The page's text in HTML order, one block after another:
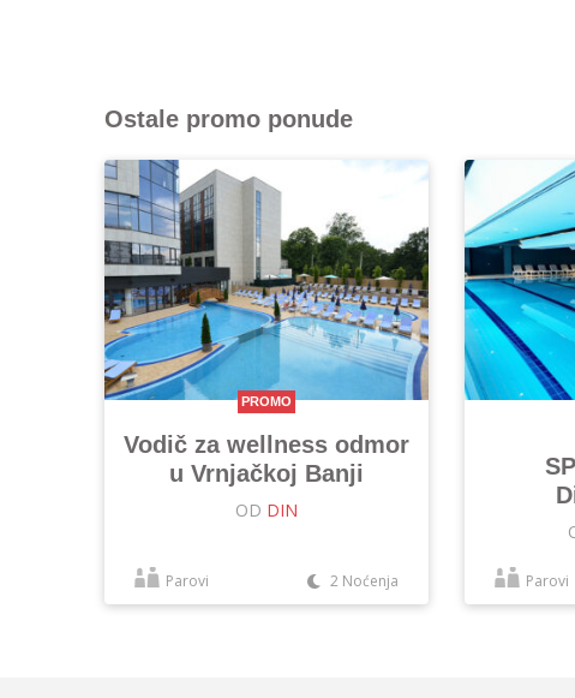
Ostale promo ponude
PROMO
Vodič za wellness odmor
u Vrnjačkoj Banji
OD DIN
Parovi 2 Noćenja Parovi